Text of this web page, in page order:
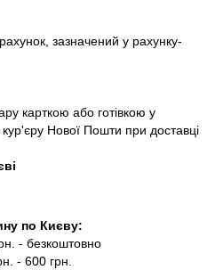
зазначений у рахунку-
карткою або готівкою у
Нової Пошти при доставці
по Києву:
- безкоштовно
- 600 грн.